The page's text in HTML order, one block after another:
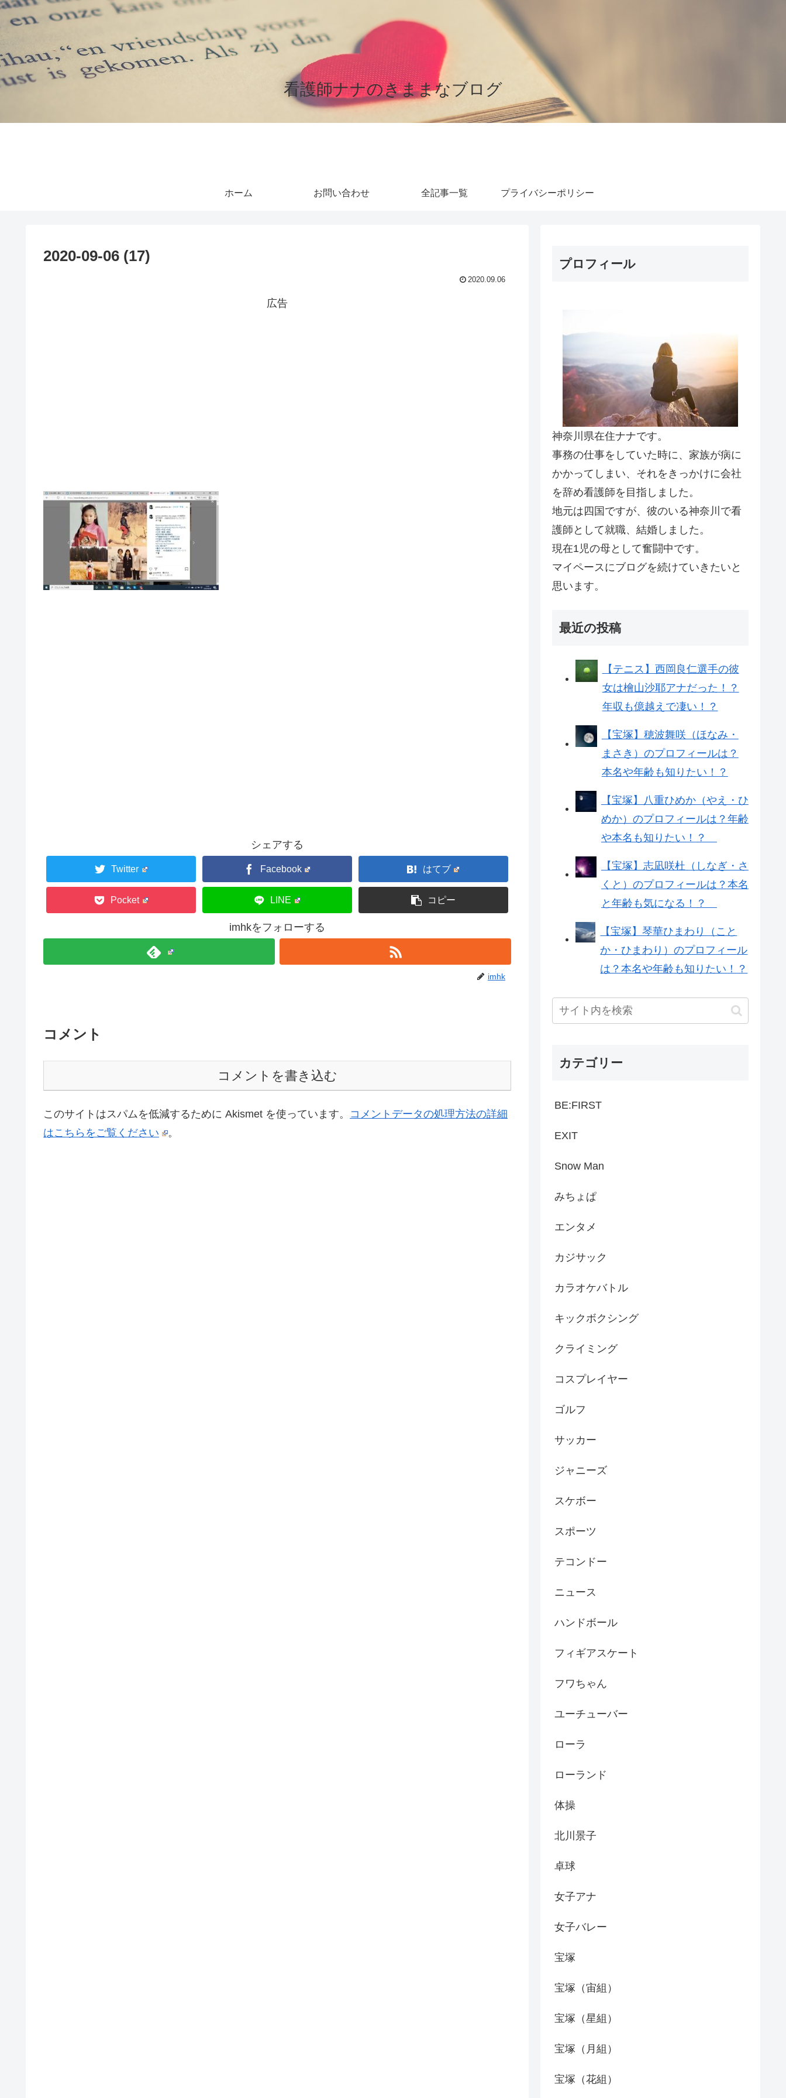
看護師ナナのきままなブログ
ホーム お問い合わせ 全記事一覧 プライバシーポリシー
2020-09-06 (17)
2020.09.06
広告
シェアする
Twitter Facebook はてブ
Pocket LINE コピー
imhkをフォローする
imhk
コメント
コメントを書き込む
このサイトはスパムを低減するために Akismet を使っています。 コメントデータの処理方法の詳細
はこちらをご覧ください
。
プロフィール
神奈川県在住ナナです。
事務の仕事をしていた時に、家族が病に
かかってしまい、それをきっかけに会社
を辞め看護師を目指しました。
地元は四国ですが、彼のいる神奈川で看
護師として就職、結婚しました。
現在1児の母として奮闘中です。
マイペースにブログを続けていきたいと
思います。
最近の投稿
【テニス】西岡良仁選手の彼
女は檜山沙耶アナだった！？
年収も億越えで凄い！？
【宝塚】穂波舞咲（ほなみ・
まさき）のプロフィールは？
本名や年齢も知りたい！？
【宝塚】八重ひめか（やえ・ひ
めか）のプロフィールは？年齢
や本名も知りたい！？
【宝塚】志凪咲杜（しなぎ・さ
くと）のプロフィールは？本名
と年齢も気になる！？
【宝塚】琴華ひまわり（こと
か・ひまわり）のプロフィール
は？本名や年齢も知りたい！？
カテゴリー
BE:FIRST
EXIT
Snow Man
みちょぱ
エンタメ
カジサック
カラオケバトル
キックボクシング
クライミング
コスプレイヤー
ゴルフ
サッカー
ジャニーズ
スケボー
スポーツ
テコンドー
ニュース
ハンドボール
フィギアスケート
フワちゃん
ユーチューバー
ローラ
ローランド
体操
北川景子
卓球
女子アナ
女子バレー
宝塚
宝塚（宙組）
宝塚（星組）
宝塚（月組）
宝塚（花組）